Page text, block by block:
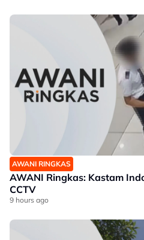
AWANI RINGKAS
AWANI Ringkas: Kastam
CCTV
9 hours ago